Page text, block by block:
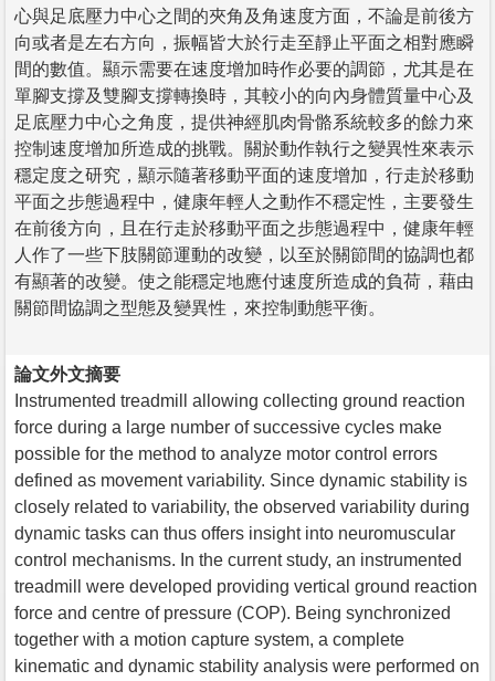
心與足底壓力中心之間的夾角及角速度方面，不論是前後方
向或者是左右方向，振幅皆大於行走至靜止平面之相對應瞬
間的數值。顯示需要在速度增加時作必要的調節，尤其是在
單腳支撐及雙腳支撐轉換時，其較小的向內身體質量中心及
足底壓力中心之角度，提供神經肌肉骨骼系統較多的餘力來
控制速度增加所造成的挑戰。關於動作執行之變異性來表示
穩定度之研究，顯示隨著移動平面的速度增加，行走於移動
平面之步態過程中，健康年輕人之動作不穩定性，主要發生
在前後方向，且在行走於移動平面之步態過程中，健康年輕
人作了一些下肢關節運動的改變，以至於關節間的協調也都
有顯著的改變。使之能穩定地應付速度所造成的負荷，藉由
關節間協調之型態及變異性，來控制動態平衡。
論文外文摘要
Instrumented treadmill allowing collecting ground reaction
force during a large number of successive cycles make
possible for the method to analyze motor control errors
defined as movement variability. Since dynamic stability is
closely related to variability, the observed variability during
dynamic tasks can thus offers insight into neuromuscular
control mechanisms. In the current study, an instrumented
treadmill were developed providing vertical ground reaction
force and centre of pressure (COP). Being synchronized
together with a motion capture system, a complete
kinematic and dynamic stability analysis were performed on